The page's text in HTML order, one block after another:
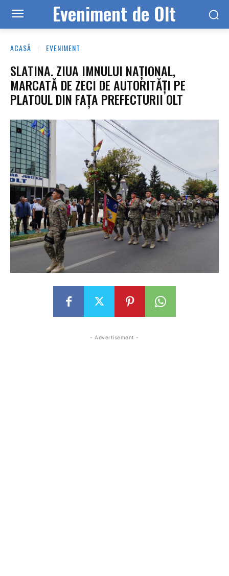
Eveniment de Olt
ACASĂ EVENIMENT
SLATINA. ZIUA IMNULUI NAȚIONAL,
MARCATĂ DE ZECI DE AUTORITĂȚI PE
PLATOUL DIN FAȚA PREFECTURII OLT
- Advertisement -